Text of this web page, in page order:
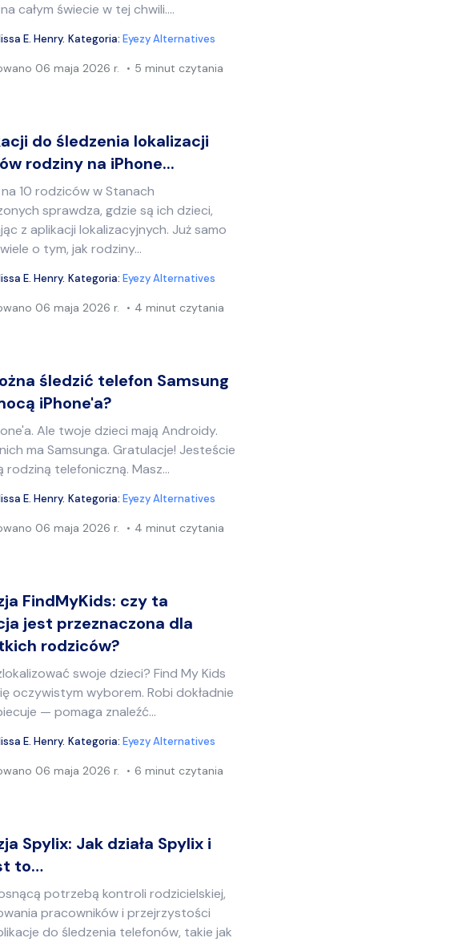
całym świecie w tej chwili....
E. Henry. Kategoria:Eyezy Alternatives
06 maja 2026 r. 5 minut czytania
do śledzenia lokalizacji
rodziny na iPhone...
10 rodziców w Stanach
sprawdza, gdzie są ich dzieci,
z aplikacji lokalizacyjnych. Już samo
o tym, jak rodziny...
E. Henry. Kategoria:Eyezy Alternatives
06 maja 2026 r. 4 minut czytania
artykuł
śledzić telefon Samsung
iPhone'a?
Ale twoje dzieci mają Androidy.
ma Samsunga. Gratulacje! Jesteście
rodziną telefoniczną. Masz...
E. Henry. Kategoria:Eyezy Alternatives
06 maja 2026 r. 4 minut czytania
FindMyKids: czy ta
jest przeznaczona dla
rodziców?
swoje dzieci? Find My Kids
oczywistym wyborem. Robi dokładnie
— pomaga znaleźć...
E. Henry. Kategoria:Eyezy Alternatives
06 maja 2026 r. 6 minut czytania
artykuł
Spylix: Jak działa Spylix i
to…
potrzebą kontroli rodzicielskiej,
pracowników i przejrzystości
do śledzenia telefonów, takie jak